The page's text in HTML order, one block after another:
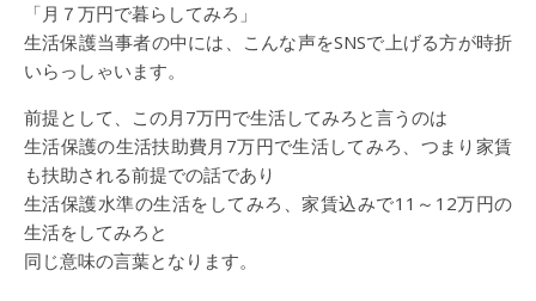
「月７万円で暮らしてみろ」
生活保護当事者の中には、こんな声をSNSで上げる方が時折
いらっしゃいます。
前提として、この月7万円で生活してみろと言うのは
生活保護の生活扶助費月7万円で生活してみろ、つまり家賃
も扶助される前提での話であり
生活保護水準の生活をしてみろ、家賃込みで11～12万円の
生活をしてみろと
同じ意味の言葉となります。